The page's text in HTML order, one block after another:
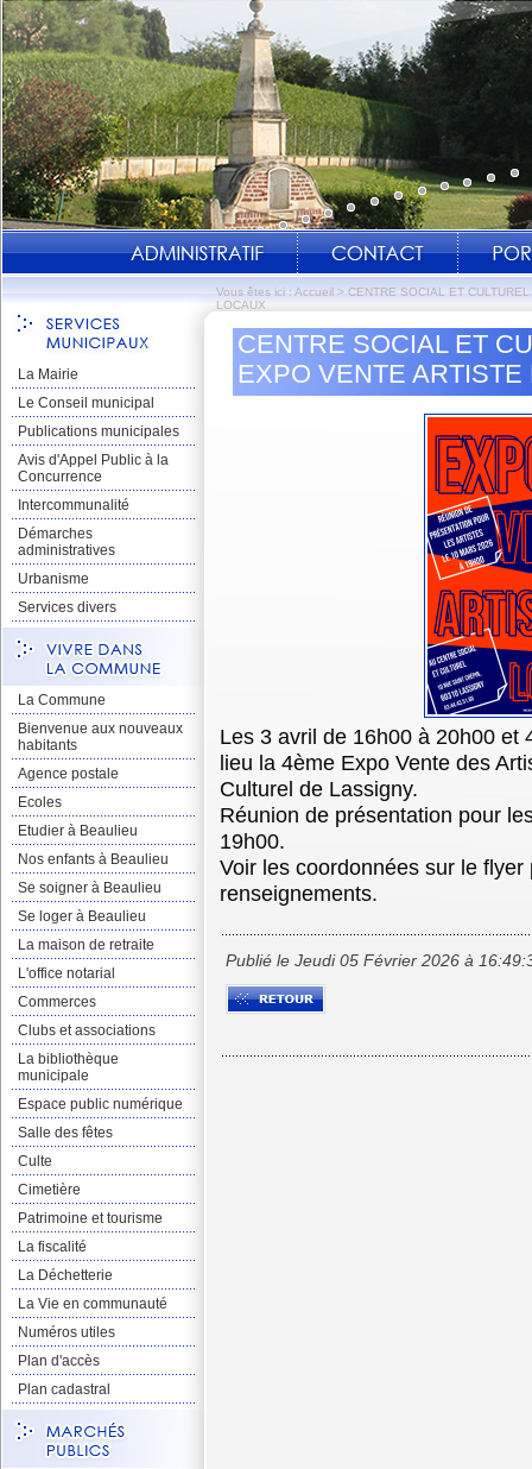
Vous êtes ici : Accueil > CENTRE SOCIAL ET
LOCAUX
La Mairie
Le Conseil municipal
Publications municipales
Avis d'Appel Public à la
Concurrence
Intercommunalité
Démarches
administratives
Urbanisme
Services divers
La Commune
Bienvenue aux nouveaux
habitants
Agence postale
Ecoles
Etudier à Beaulieu
Nos enfants à Beaulieu
Se soigner à Beaulieu
Se loger à Beaulieu
La maison de retraite
L'office notarial
Commerces
Clubs et associations
La bibliothèque
municipale
Espace public numérique
Salle des fêtes
Culte
Cimetière
Patrimoine et tourisme
La fiscalité
La Déchetterie
La Vie en communauté
Numéros utiles
Plan d'accès
Plan cadastral
CENTRE SOCIAL ET
EXPO VENTE ARTISTE
Les 3 avril de 16h00 à 20h00 et
lieu la 4ème Expo Vente des
Culturel de Lassigny.
Réunion de présentation pour
19h00.
Voir les coordonnées sur le
renseignements.
Publié le Jeudi 05 Février 2026 à